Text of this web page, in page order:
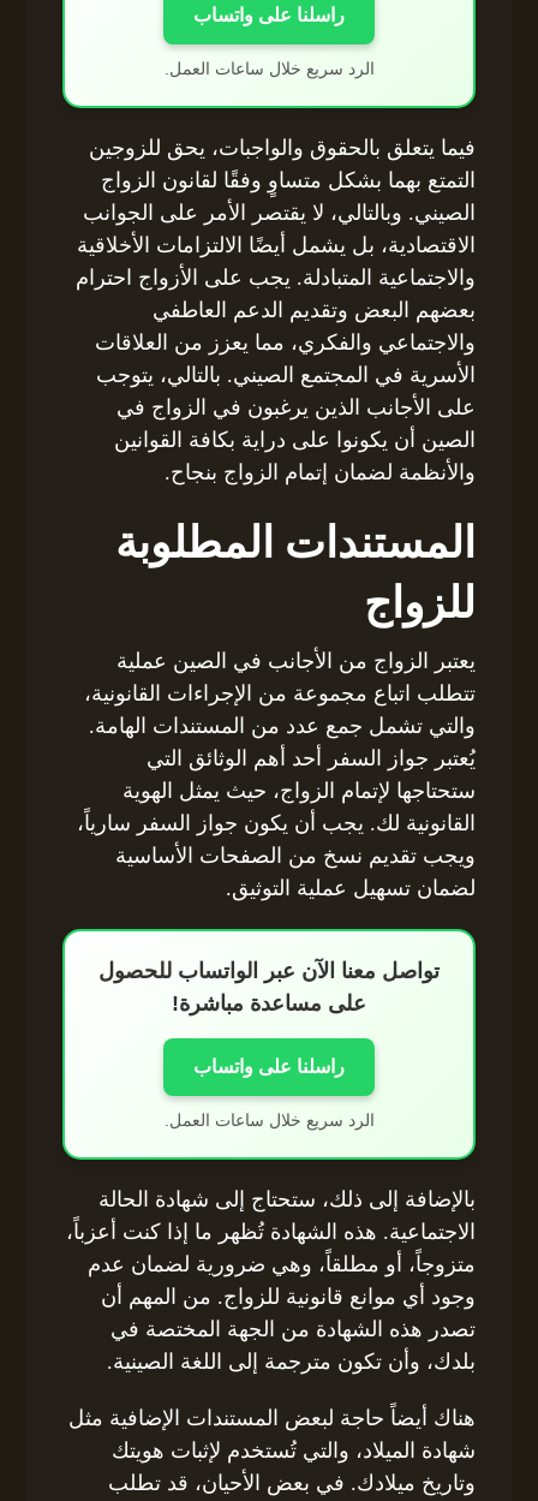
راسلنا على واتساب
الرد سريع خلال ساعات العمل.
فيما يتعلق بالحقوق والواجبات، يحق للزوجين
التمتع بهما بشكل متساوٍ وفقًا لقانون الزواج
الصيني. وبالتالي، لا يقتصر الأمر على الجوانب
الاقتصادية، بل يشمل أيضًا الالتزامات الأخلاقية
والاجتماعية المتبادلة. يجب على الأزواج احترام
بعضهم البعض وتقديم الدعم العاطفي
والاجتماعي والفكري، مما يعزز من العلاقات
الأسرية في المجتمع الصيني. بالتالي، يتوجب
على الأجانب الذين يرغبون في الزواج في
الصين أن يكونوا على دراية بكافة القوانين
والأنظمة لضمان إتمام الزواج بنجاح.
المستندات المطلوبة
للزواج
يعتبر الزواج من الأجانب في الصين عملية
تتطلب اتباع مجموعة من الإجراءات القانونية،
والتي تشمل جمع عدد من المستندات الهامة.
يُعتبر جواز السفر أحد أهم الوثائق التي
ستحتاجها لإتمام الزواج، حيث يمثل الهوية
القانونية لك. يجب أن يكون جواز السفر سارياً،
ويجب تقديم نسخ من الصفحات الأساسية
لضمان تسهيل عملية التوثيق.
تواصل معنا الآن عبر الواتساب للحصول
على مساعدة مباشرة!
راسلنا على واتساب
الرد سريع خلال ساعات العمل.
بالإضافة إلى ذلك، ستحتاج إلى شهادة الحالة
الاجتماعية. هذه الشهادة تُظهر ما إذا كنت أعزباً،
متزوجاً، أو مطلقاً، وهي ضرورية لضمان عدم
وجود أي موانع قانونية للزواج. من المهم أن
تصدر هذه الشهادة من الجهة المختصة في
بلدك، وأن تكون مترجمة إلى اللغة الصينية.
هناك أيضاً حاجة لبعض المستندات الإضافية مثل
شهادة الميلاد، والتي تُستخدم لإثبات هويتك
وتاريخ ميلادك. في بعض الأحيان، قد تطلب